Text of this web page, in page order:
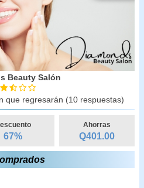
Beauty Salón
que regresarán (10 respuestas)
67%
Ahorras
Q401.00